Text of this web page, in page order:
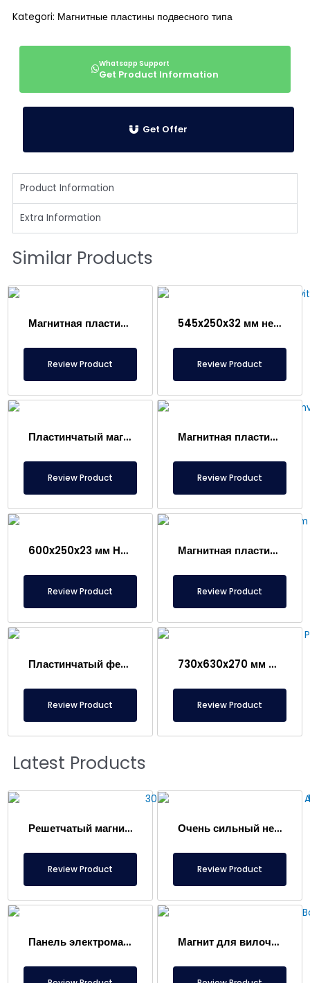
Kategori: Магнитные пластины подвесного типа
Get Product Information
Get Offer
Product Information
Extra Information
Similar Products
Магнитная пластина 300 Oxide с ферритовым магнитом
Review Product
545x250x32 мм неодимовый пластинчатый магнит
Review Product
Пластинчатый магнит на конвейерной ленте
Review Product
Магнитная пластина 1100x330x300 мм с неодимовым магнитом, нержавеющая сталь 304L, 11500 Гаусс
Review Product
600x250x23 мм Неодимовый пластинчатый магнит
Review Product
Магнитная пластина ферритовая 600x120x35 мм, подходит для переработки, горнодобывающей, стекольной, керамической промышленности
Review Product
Пластинчатый ферритовый магнит 350x300x23 мм
Review Product
730x630x270 мм Подвесной пластинчатый магнит
Review Product
Latest Products
Решетчатый магнит 300×400 мм, притягивающий металлы в пищевых продуктах
Review Product
Очень сильный неодимовый решетчатый магнит 1000×300 мм
Review Product
Панель электромагнита Магнит для вилочного погрузчика – Полностью из нержавеющей стали – Эффективное расстояние 10 см – Легкое высвобождение с ручкой